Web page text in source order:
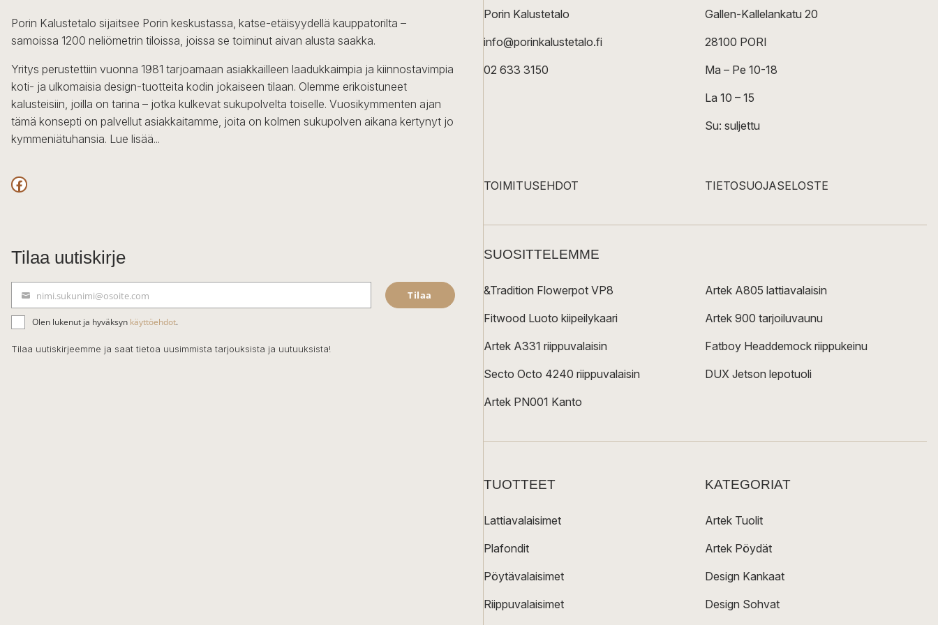
Porin Kalustetalo sijaitsee Porin keskustassa, katse-etäisyydellä kauppatorilta –
samoissa 1200 neliömetrin tiloissa, joissa se toiminut aivan alusta saakka.
Yritys perustettiin vuonna 1981 tarjoamaan asiakkailleen laadukkaimpia ja kiinnostavimpia
koti- ja ulkomaisia design-tuotteita kodin jokaiseen tilaan. Olemme erikoistuneet
kalusteisiin, joilla on tarina – jotka kulkevat sukupolvelta toiselle. Vuosikymmenten ajan
tämä konsepti on palvellut asiakkaitamme, joita on kolmen sukupolven aikana kertynyt jo
kymmeniätuhansia. Lue lisää...
Facebook
Tilaa uutiskirje
ä
h
k
nimi.sukunimi@osoite.com Tilaa
Olen lukenut ja hyväksyn käyttöehdot.
Tilaa uutiskirjeemme ja saat tietoa uusimmista tarjouksista ja uutuuksista!
Porin Kalustetalo
info@porinkalustetalo.fi
02 633 3150
Gallen-Kallelankatu 20
28100 PORI
Ma – Pe 10-18
La 10 – 15
Su: suljettu
TOIMITUSEHDOT TIETOSUOJASELOSTE
SUOSITTELEMME
&Tradition Flowerpot VP8
Fitwood Luoto kiipeilykaari
Artek A331 riippuvalaisin
Secto Octo 4240 riippuvalaisin
Artek PN001 Kanto
Artek A805 lattiavalaisin
Artek 900 tarjoiluvaunu
Fatboy Headdemock riippukeinu
DUX Jetson lepotuoli
TUOTTEET
Lattiavalaisimet
Plafondit
Pöytävalaisimet
Riippuvalaisimet
KATEGORIAT
Artek Tuolit
Artek Pöydät
Design Kankaat
Design Sohvat